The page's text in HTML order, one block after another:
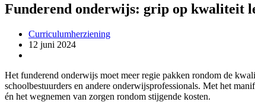
Funderend onderwijs: grip op kwaliteit
Curriculumherziening
12 juni 2024
Het funderend onderwijs moet meer regie pakken rondom de
schoolbestuurders en andere onderwijsprofessionals. Met het
én het wegnemen van zorgen rondom stijgende kosten.